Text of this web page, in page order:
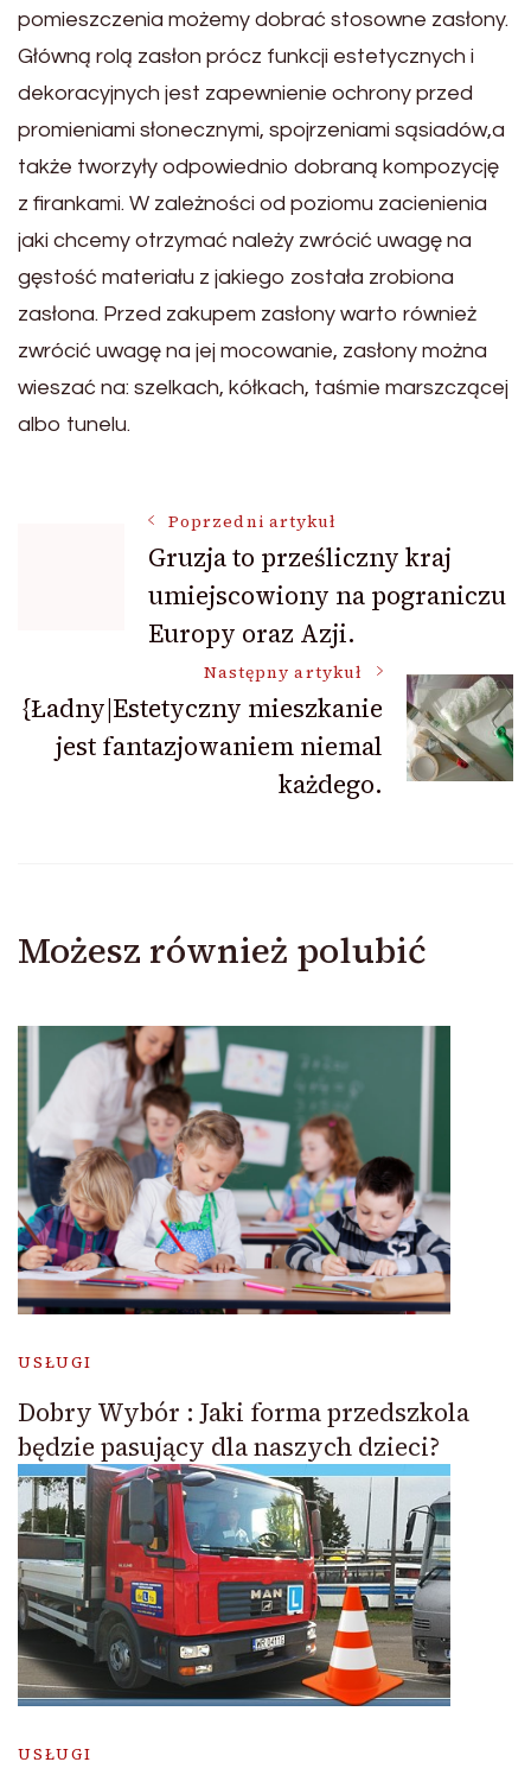
pomieszczenia możemy dobrać stosowne zasłony.
Główną rolą zasłon prócz funkcji estetycznych i
dekoracyjnych jest zapewnienie ochrony przed
promieniami słonecznymi, spojrzeniami sąsiadów,a
także tworzyły odpowiednio dobraną kompozycję
z firankami. W zależności od poziomu zacienienia
jaki chcemy otrzymać należy zwrócić uwagę na
gęstość materiału z jakiego została zrobiona
zasłona. Przed zakupem zasłony warto również
zwrócić uwagę na jej mocowanie, zasłony można
wieszać na: szelkach, kółkach, taśmie marszczącej
albo tunelu.
Nawigacja
wpisu
Poprzedni artykuł
Gruzja to prześliczny kraj
umiejscowiony na pograniczu
Europy oraz Azji.
Następny artykuł
{Ładny|Estetyczny mieszkanie
jest fantazjowaniem niemal
każdego.
Możesz również polubić
USŁUGI
Dobry Wybór : Jaki forma przedszkola
będzie pasujący dla naszych dzieci?
USŁUGI